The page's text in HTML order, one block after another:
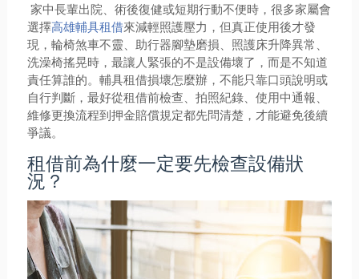
家中長輩出院、術後復健或短期行動不便時，很多家屬會
選擇高雄輔具租借來減輕照護壓力，但真正使用後才發
現，輪椅煞車不靈、助行器腳墊磨損、照護床升降異常、
洗澡椅搖晃時，最讓人緊張的不是設備壞了，而是不知道
責任算誰的。輔具租借損壞怎麼辦，不能只靠口頭說明或
自行判斷，最好從租借前檢查、拍照紀錄、使用中通報、
維修更換流程到押金賠償規定都先問清楚，才能避免後續
爭議。
租借前為什麼一定要先檢查設備狀
況？